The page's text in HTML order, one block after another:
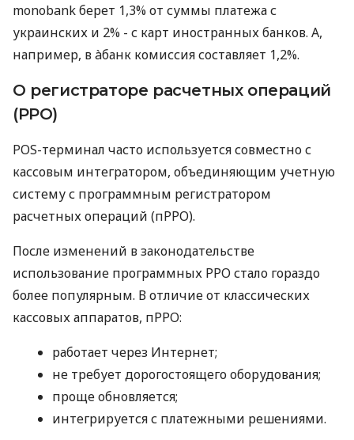
monobank берет 1,3% от суммы платежа с
украинских и 2% - с карт иностранных банков. А,
например, в àбанк комиссия составляет 1,2%.
О регистраторе расчетных операций
(РРО)
POS-терминал часто используется совместно с
кассовым интегратором, объединяющим учетную
систему с программным регистратором
расчетных операций (пРРО).
После изменений в законодательстве
использование программных РРО стало гораздо
более популярным. В отличие от классических
кассовых аппаратов, пРРО:
работает через Интернет;
не требует дорогостоящего оборудования;
проще обновляется;
интегрируется с платежными решениями.